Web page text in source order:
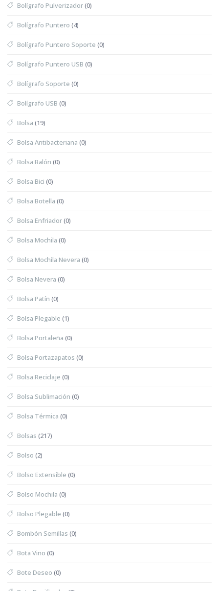
Bolígrafo Pulverizador(0)
Bolígrafo Puntero (4)
Bolígrafo Puntero Soporte (0)
Bolígrafo Puntero USB (0)
Bolígrafo Soporte (0)
Bolígrafo USB (0)
Bolsa (19)
Bolsa Antibacteriana (0)
Bolsa Balón (0)
Bolsa Bici (0)
Bolsa Botella (0)
Bolsa Enfriador(0)
Bolsa Mochila (0)
Bolsa Mochila Nevera (0)
Bolsa Nevera (0)
Bolsa Patín (0)
Bolsa Plegable (1)
Bolsa Portaleña (0)
Bolsa Portazapatos (0)
Bolsa Reciclaje (0)
Bolsa Sublimación (0)
Bolsa Térmica (0)
Bolsas (217)
Bolso (2)
Bolso Extensible (0)
Bolso Mochila (0)
Bolso Plegable (0)
Bombón Semillas (0)
Bota Vino (0)
Bote Deseo (0)